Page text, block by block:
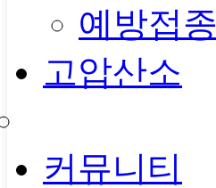
예방접종
고압산소
커뮤니티